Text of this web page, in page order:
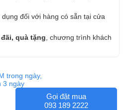
đối với hàng có sẵn tại cửa
quà tặng , chương trình khách
trong ngày,
3 ngày
Gọi đặt mua
093 189 2222